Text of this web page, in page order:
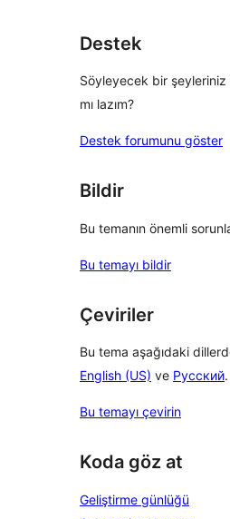
Destek
Söyleyecek bir şeyleriniz
mı lazım?
Destek forumunu göster
Bildir
Bu temanın önemli
Bu temayı bildir
Çeviriler
Bu tema aşağıdaki
English (US) ve Русский.
Bu temayı çevirin
Koda göz at
Geliştirme günlüğü